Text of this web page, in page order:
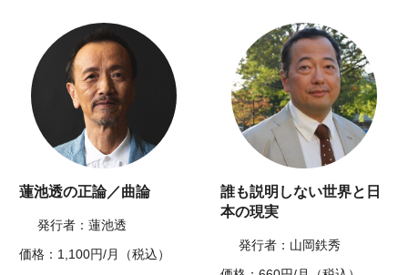
蓮池透の正論／曲論
発行者：蓮池透
価格：1,100円/月（税込）
誰も説明しない世界と日
本の現実
発行者：山岡鉄秀